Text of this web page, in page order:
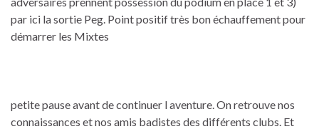
par ici la sortie Peg. Point positif très bon échauffement pour
démarrer les Mixtes
petite pause avant de continuer l aventure. On retrouve nos
connaissances et nos amis badistes des différents clubs. Et